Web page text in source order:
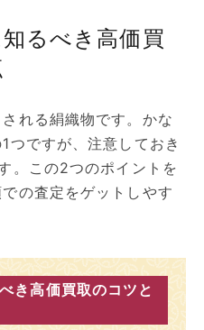
るべき高価買
れる絹織物です。かな
つですが、注意しておき
。この2つのポイントを
の査定をゲットしやす
き高価買取のコツと